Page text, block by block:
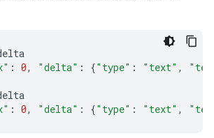
: 0, "delta" : {"type" : "text" ,
: 0, "delta" : {"type" : "text" ,